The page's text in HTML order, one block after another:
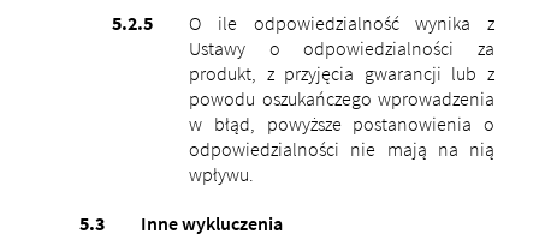
O ile odpowiedzialność wynika z
Ustawy o odpowiedzialności za
produkt, z przyjęcia gwarancji lub z
powodu oszukańczego wprowadzenia
w błąd, powyższe postanowienia o
odpowiedzialności nie mają na nią
wpływu.
Inne wykluczenia